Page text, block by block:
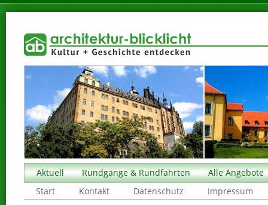
Aktuell Rundgänge & Rundfahrten
Alle Angebote
Start
Kontakt Datenschutz Impressum